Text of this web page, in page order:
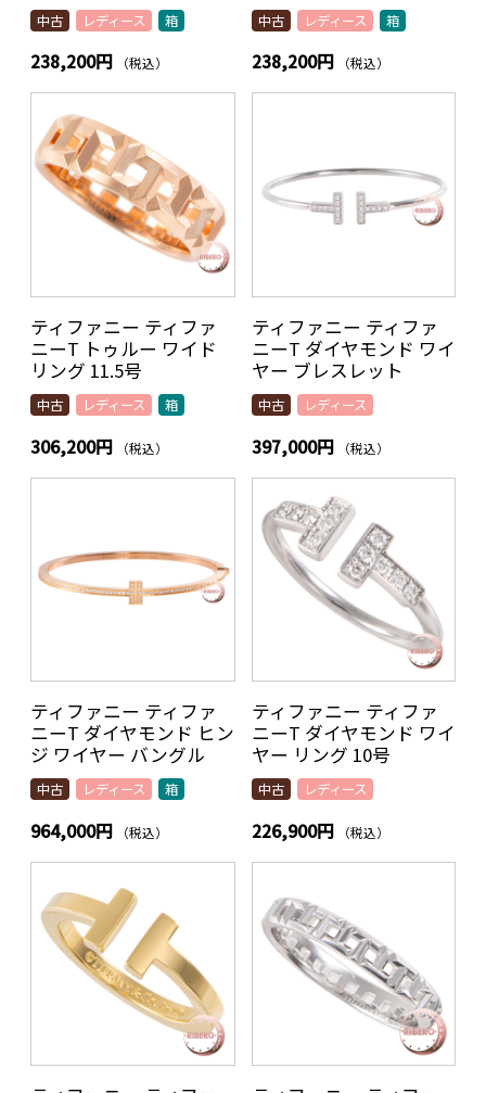
中古 レディース 箱
238,200円 （税込）
中古 レディース 箱
238,200円 （税込）
ティファニー ティファ
ニーT トゥルー ワイド
リング 11.5号
中古 レディース 箱
306,200円 （税込）
ティファニー ティファ
ニーT ダイヤモンド ワイ
ヤー ブレスレット
中古 レディース
397,000円 （税込）
ティファニー ティファ
ニーT ダイヤモンド ヒン
ジ ワイヤー バングル
中古 レディース 箱
964,000円 （税込）
ティファニー ティファ
ニーT ダイヤモンド ワイ
ヤー リング 10号
中古 レディース
226,900円 （税込）